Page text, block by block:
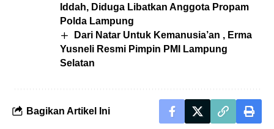
Iddah, Diduga Libatkan Anggota Propam
Polda Lampung
Dari Natar Untuk Kemanusia’an , Erma
Yusneli Resmi Pimpin PMI Lampung
Selatan
Bagikan Artikel Ini